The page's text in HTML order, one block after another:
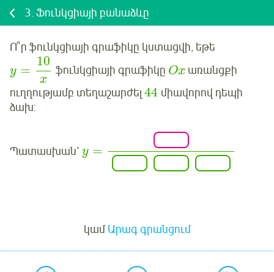
3. Ֆունկցիայի բանաձևը
Ո՞ր ֆունկցիայի գրաֆիկը կստացվի, եթե
y =
10
x
ֆունկցիայի գրաֆիկը Ox առանցքի
ուղղությամբ տեղաշարժել 44 միավորով դեպի
ձախ:
Պատասխան՝ y =
կամԱրագ գրանցում